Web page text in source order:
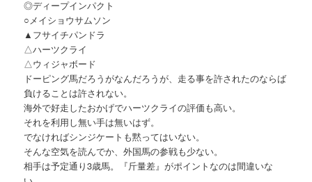
◎ディープインパクト
○メイショウサムソン
▲フサイチパンドラ
△ハーツクライ
△ウィジャボード
ドーピング馬だろうがなんだろうが、走る事を許されたのならば
負けることは許されない。
海外で好走したおかげでハーツクライの評価も高い。
それを利用し無い手は無いはず。
でなければシンジケートも黙ってはいない。
そんな空気を読んでか、外国馬の参戦も少ない。
相手は予定通り3歳馬。『斤量差』がポイントなのは間違いな